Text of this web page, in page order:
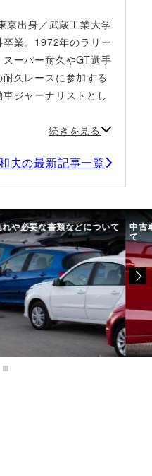
京出身／武蔵工業大学
卒業。1972年のラリー
ーパー耐久やGT選手
久レースに参加する
ジャーナリストとし
続きを見る
夫の最新記事一覧
や必要な書類などについて 中古
て